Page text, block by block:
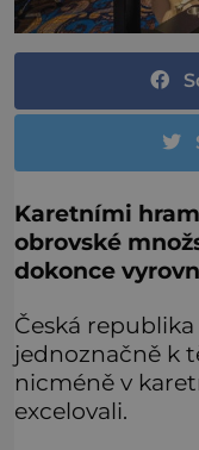
Karetními
obrovské
dokonce
Česká
jednoznačně k
nicméně v
excelovali.